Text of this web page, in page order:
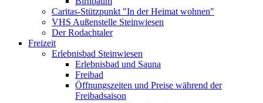
Caritas-Stützpunkt "In der Heimat wohnen"
VHS Außenstelle Steinwiesen
Der Rodachtaler
Freizeit
Erlebnisbad Steinwiesen
Erlebnisbad und Sauna
Freibad
Öffnungszeiten und Preise während der
Freibadsaison